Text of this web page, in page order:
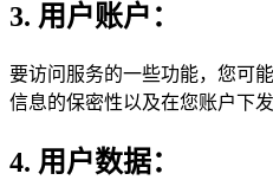
3. 用户账户：
要访问服务的一些功能，您可
信息的保密性以及在您账户下
4. 用户数据：